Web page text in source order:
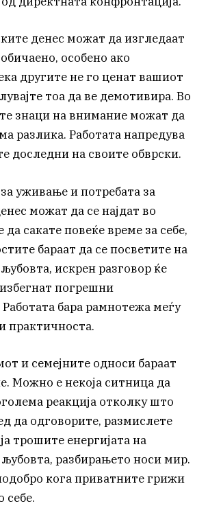
денес можат да изгледаат
особено ако
другите не го ценат вашиот
тоа да ве демотивира. Во
знаци на внимание можат да
разлика. Работата напредува
доследни на своите обврски.
уживање и потребата за
можат да се најдат во
сакате повеќе време за себе,
бараат да се посветите на
искрен разговор ќе
погрешни
бара рамнотежа меѓу
практичноста.
и семејните односи бараат
Можно е некоја ситница да
реакција отколку што
да одговорите, размислете
трошите енергијата на
љубовта, разбирањето носи мир.
кога приватните грижи
себе.